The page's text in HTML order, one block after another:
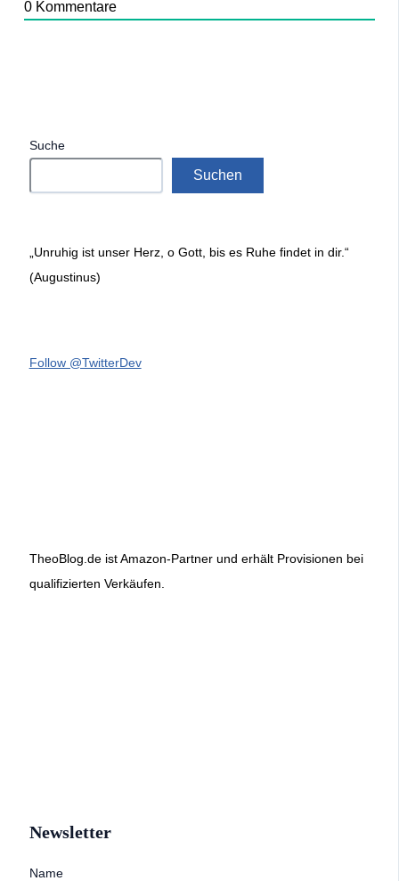
0Kommentare
Suche
Suchen
„Unruhig ist unser Herz, o Gott, bis es Ruhe findet in dir.“
(Augustinus)
Follow @TwitterDev
TheoBlog.de ist Amazon-Partner und erhält Provisionen bei
qualifizierten Verkäufen.
Newsletter
Name